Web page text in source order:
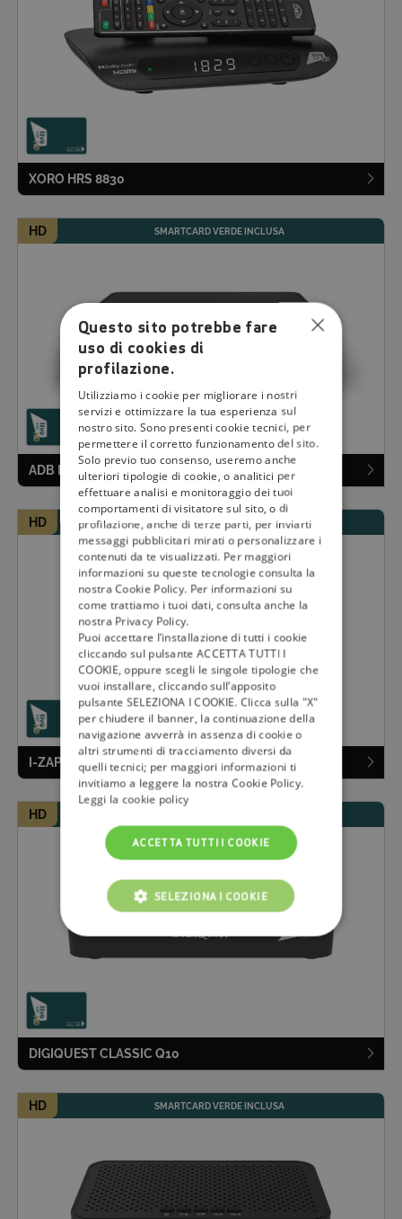
XORO HRS 8830
HD SMARTCARD VERDE INCLUSA
ADB I-CAN S490
HD SMARTCARD VERDE INCLUSA
I-ZAP TVS 495
HD
DIGIQUEST CLASSIC Q10
HD SMARTCARD VERDE INCLUSA
Questo sito potrebbe fare
uso di cookies di
profilazione.
Utilizziamo i cookie per migliorare i nostri
servizi e ottimizzare la tua esperienza sul
nostro sito. Sono presenti cookie tecnici, per
permettere il corretto funzionamento del sito.
Solo previo tuo consenso, useremo anche
ulteriori tipologie di cookie, o analitici per
effettuare analisi e monitoraggio dei tuoi
comportamenti di visitatore sul sito, o di
profilazione, anche di terze parti, per inviarti
messaggi pubblicitari mirati o personalizzare i
contenuti da te visualizzati. Per maggiori
informazioni su queste tecnologie consulta la
nostra Cookie Policy. Per informazioni su
come trattiamo i tuoi dati, consulta anche la
nostra Privacy Policy.
Puoi accettare l’installazione di tutti i cookie
cliccando sul pulsante ACCETTA TUTTI I
COOKIE, oppure scegli le singole tipologie che
vuoi installare, cliccando sull’apposito
pulsante SELEZIONA I COOKIE. Clicca sulla "X"
per chiudere il banner, la continuazione della
navigazione avverrà in assenza di cookie o
altri strumenti di tracciamento diversi da
quelli tecnici; per maggiori informazioni ti
invitiamo a leggere la nostra Cookie Policy.
Leggi la cookie policy
ACCETTA TUTTI I COOKIE
SELEZIONA I COOKIE
COOKIE TECNICI
FUNZIONALITÀ
NON CLASSIFICATI
Cookie tecnici
Cookie analitici